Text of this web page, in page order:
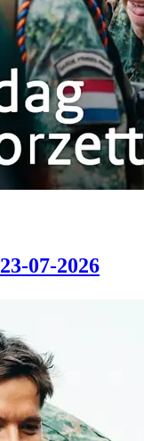
07-2026